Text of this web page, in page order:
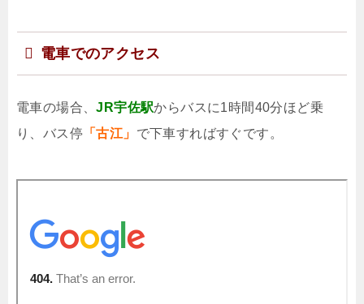
電車でのアクセス
電車の場合、JR宇佐駅からバスに1時間40分ほど乗
り、バス停 「古江」 で下車すればすぐです。